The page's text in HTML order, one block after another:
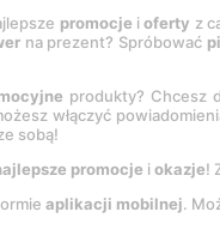
promocje ioferty z
na prezent? Spróbować
produkty? Chcesz
włączyć
sobą!
promocje i okazje!
aplikacji mobilnej.